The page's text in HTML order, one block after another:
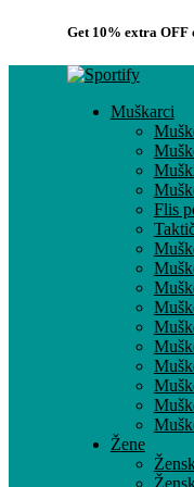
Get 10% extra OFF
Muškarci
Flis
Žene